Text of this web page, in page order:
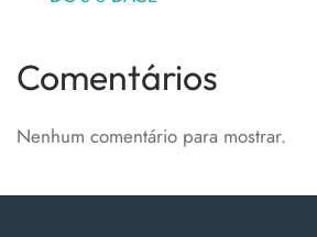
Comentários
Nenhum comentário para mostrar.